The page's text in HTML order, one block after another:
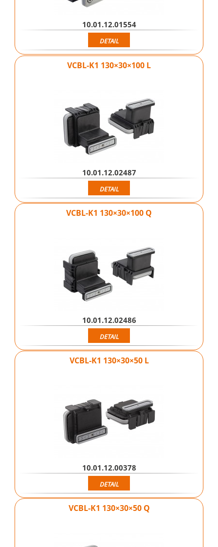
10.01.12.01554
DETAIL
VCBL-K1 130×30×100 L
10.01.12.02487
DETAIL
VCBL-K1 130×30×100 Q
10.01.12.02486
DETAIL
VCBL-K1 130×30×50 L
10.01.12.00378
DETAIL
VCBL-K1 130×30×50 Q